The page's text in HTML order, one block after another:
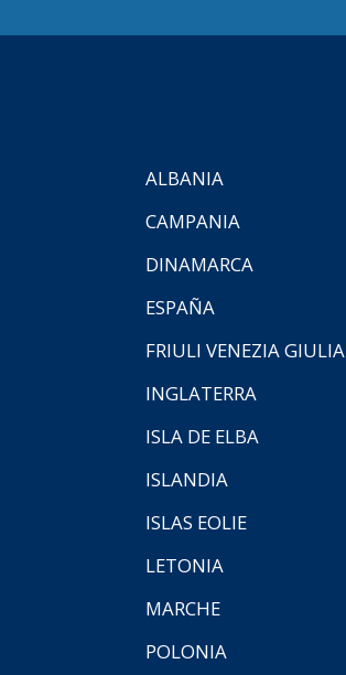
ALBANIA
CAMPANIA
DINAMARCA
ESPAÑA
FRIULI VENEZIA GIULIA
INGLATERRA
ISLA DE ELBA
ISLANDIA
ISLAS EOLIE
LETONIA
MARCHE
POLONIA